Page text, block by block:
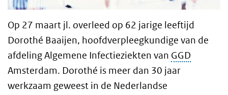
Op 27 maart jl. overleed op 62 jarige leeftijd
Dorothé Baaijen, hoofdverpleegkundige van de
afdeling Algemene Infectieziekten van GGD
Amsterdam. Dorothé is meer dan 30 jaar
werkzaam geweest in de Nederlandse